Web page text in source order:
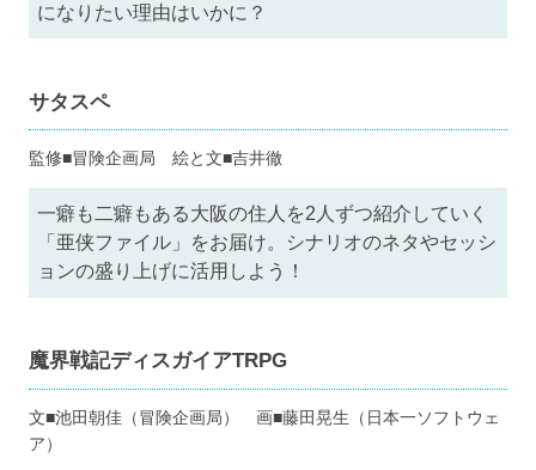
になりたい理由はいかに？
サタスペ
監修■冒険企画局 絵と文■吉井徹
一癖も二癖もある大阪の住人を2人ずつ紹介していく
「亜侠ファイル」をお届け。シナリオのネタやセッシ
ョンの盛り上げに活用しよう！
魔界戦記ディスガイアTRPG
文■池田朝佳（冒険企画局） 画■藤田晃生（日本一ソフトウェ
ア）